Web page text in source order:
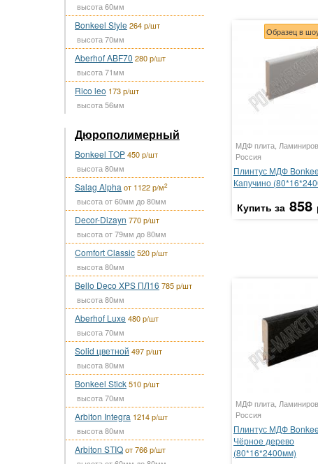
высота 60мм
Bonkeel Style 264 р/шт
высота 70мм
Aberhof ABF70 280 р/шт
высота 71мм
Rico leo 173 р/шт
высота 56мм
Дюрополимерный
Bonkeel TOP450 р/шт
высота 80мм
Salag Alpha от 1122 р/м2
высота от 60мм до 80мм
Decor-Dizayn 770 р/шт
высота от 79мм до 80мм
Comfort Classic520 р/шт
высота 80мм
Bello Deco XPS ПЛ16 785 р/шт
высота 80мм
Aberhof Luxe 480 р/шт
высота 70мм
Solid цветной 497 р/шт
высота 80мм
Bonkeel Stick510 р/шт
высота 70мм
Arbiton Integra 1214 р/шт
высота 80мм
Arbiton STIQот 766 р/шт
Образец в
МДФ плита,
Россия
Плинтус МДФ
Капучино
Купить за 858
МДФ плита,
Россия
Плинтус МДФ
Чёрное дерево
(80*16*2400мм)